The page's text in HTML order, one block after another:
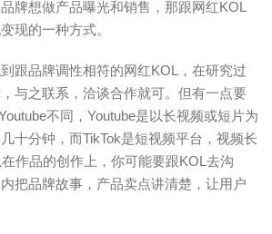
牌想做产品曝光和销售，那跟网红KOL
现的一种方式。
跟品牌调性相符的网红KOL，在研究过
与之联系，洽谈合作就可。但有一点要
不同，Youtube是以长视频或短片为
十分钟，而TikTok是短视频平台，视频长
作品的创作上，你可能要跟KOL去沟
把品牌故事，产品卖点讲清楚，让用户